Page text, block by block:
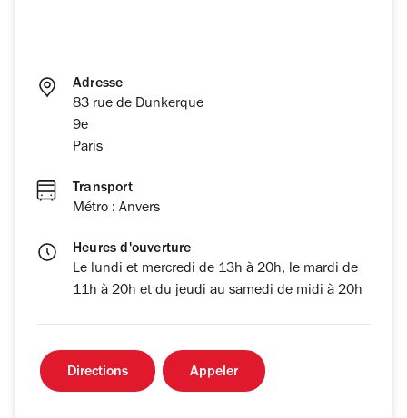
Adresse
83 rue de Dunkerque
9e
Paris
Transport
Métro : Anvers
Heures d'ouverture
Le lundi et mercredi de 13h à 20h, le mardi de
11h à 20h et du jeudi au samedi de midi à 20h
Directions Appeler